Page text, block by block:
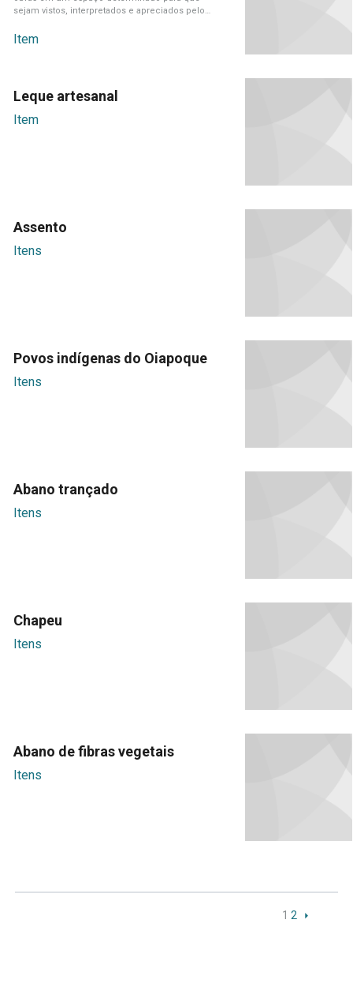
sejam vistos, interpretados e apreciados pelo
Item
Leque artesanal
Item
Assento
Itens
Povos indígenas do Oiapoque
Itens
Abano trançado
Itens
Chapeu
Itens
Abano de fibras vegetais
Itens
1 2